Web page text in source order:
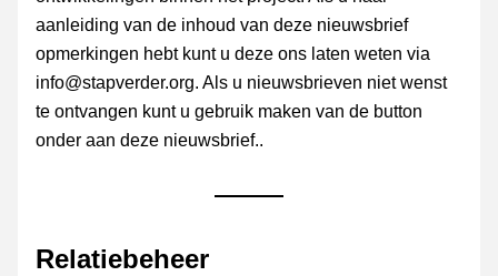
aanleiding van de inhoud van deze nieuwsbrief
opmerkingen hebt kunt u deze ons laten weten via
info@stapverder.org. Als u nieuwsbrieven niet wenst
te ontvangen kunt u gebruik maken van de button
onder aan deze nieuwsbrief..
Relatiebeheer